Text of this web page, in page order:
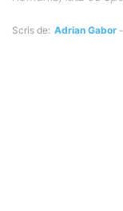
Scris de: Adrian Gabor -